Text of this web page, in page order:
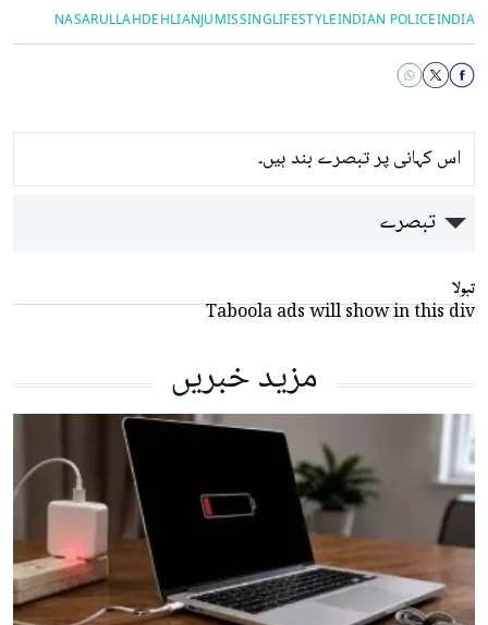
INDIA
INDIAN POLICE
LIFESTYLE
MISSING
ANJU
DEHLI
NASARULLAH
اس کہانی پر تبصرے بند ہیں۔
تبصرے
تبولا
Taboola ads will show in this div
مزید خبریں